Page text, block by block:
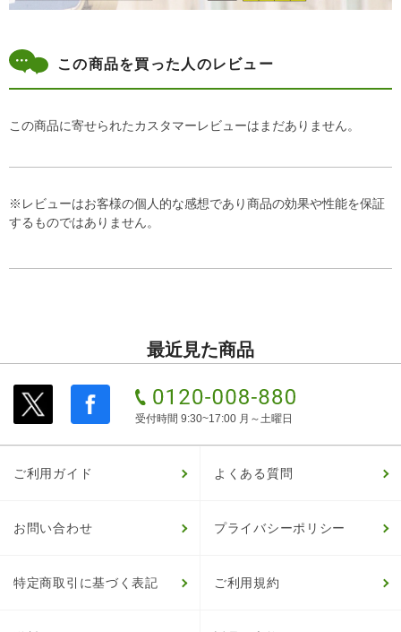
この商品を買った人のレビュー
この商品に寄せられたカスタマーレビューはまだありません。
※レビューはお客様の個人的な感想であり商品の効果や性能を保証
するものではありません。
最近見た商品
受付時間 9:30~17:00 月～土曜日
ご利用ガイド よくある質問
お問い合わせ プライバシーポリシー
特定商取引に基づく表記 ご利用規約